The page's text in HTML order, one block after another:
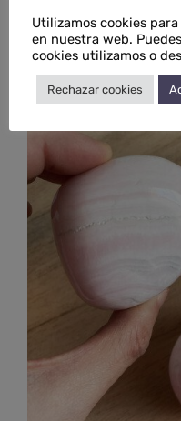
Rodado de
Utilizamos cookies
en nuestra web.
cookies utilizamos o
Rechazar cookies